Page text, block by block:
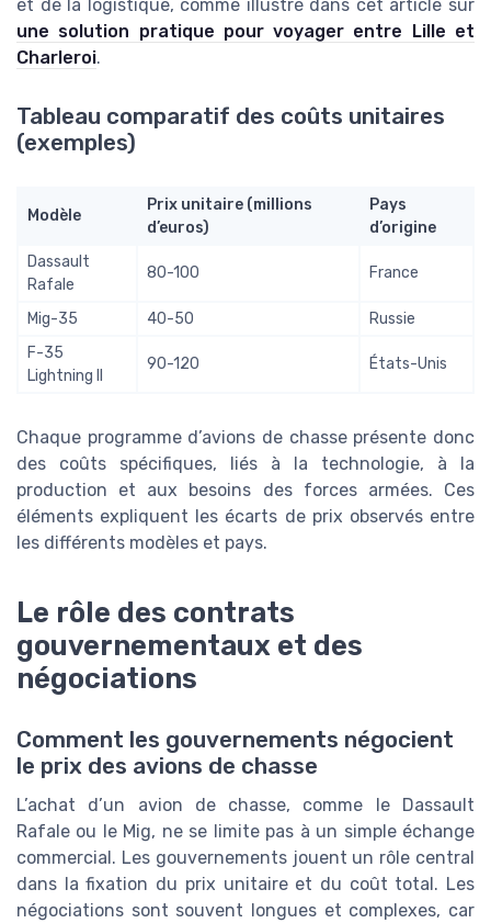
et de la logistique, comme illustré dans cet article sur
une solution pratique pour voyager entre Lille et
Charleroi.
Tableau comparatif des coûts unitaires
(exemples)
Modèle
Prix unitaire (millions
d’euros)
Pays
d’origine
Dassault
Rafale
80-100 France
Mig-35 40-50
Russie
F-35
Lightning II
90-120 États-Unis
Chaque programme d’avions de chasse présente donc
des coûts spécifiques, liés à la technologie, à la
production et aux besoins des forces armées. Ces
éléments expliquent les écarts de prix observés entre
les différents modèles et pays.
Le rôle des contrats
gouvernementaux et des
négociations
Comment les gouvernements négocient
le prix des avions de chasse
L’achat d’un avion de chasse, comme le Dassault
Rafale ou le Mig, ne se limite pas à un simple échange
commercial. Les gouvernements jouent un rôle central
dans la fixation du prix unitaire et du coût total. Les
négociations sont souvent longues et complexes, car